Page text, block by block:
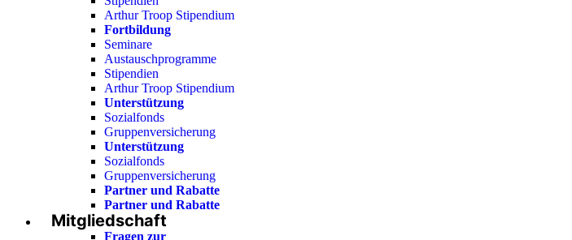
Arthur Troop Stipendium
Fortbildung
Seminare
Austauschprogramme
Stipendien
Arthur Troop Stipendium
Unterstützung
Sozialfonds
Gruppenversicherung
Unterstützung
Sozialfonds
Gruppenversicherung
Partner und Rabatte
Partner und Rabatte
Mitgliedschaft
Fragen zur